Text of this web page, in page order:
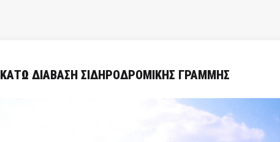
ΚΑΤΩ ΔΙΑΒΑΣΗ ΣΙΔΗΡΟΔΡΟΜΙΚΗΣ ΓΡΑΜΜΗΣ